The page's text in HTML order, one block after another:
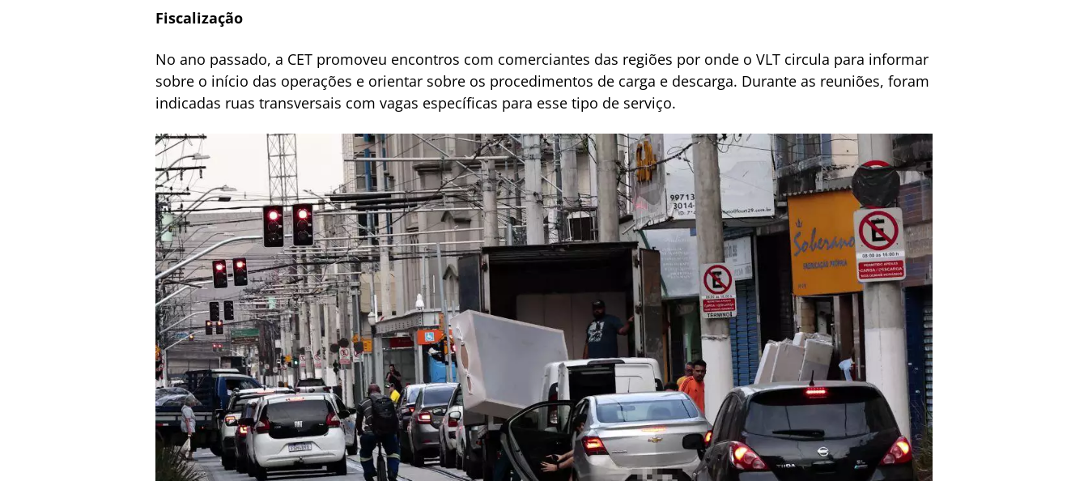
Fiscalização
No ano passado, a CET promoveu encontros com comerciantes das regiões por onde o VLT circula para informar
sobre o início das operações e orientar sobre os procedimentos de carga e descarga. Durante as reuniões, foram
indicadas ruas transversais com vagas específicas para esse tipo de serviço.